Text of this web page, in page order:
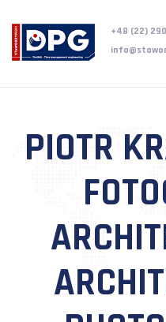
+48 (22)
PIOTR